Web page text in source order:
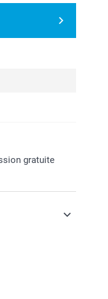
gratuite